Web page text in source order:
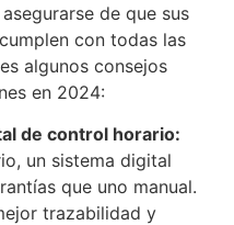
de que sus
con todas las
algunos consejos
en 2024:
de control horario:
un sistema digital
que uno manual.
trazabilidad y